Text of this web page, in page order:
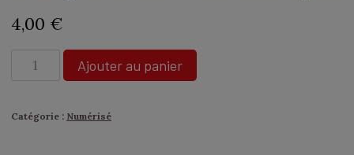
4,00 €
quantité
-
Marie-
Ajouter au panier
Catégorie : Numérisé